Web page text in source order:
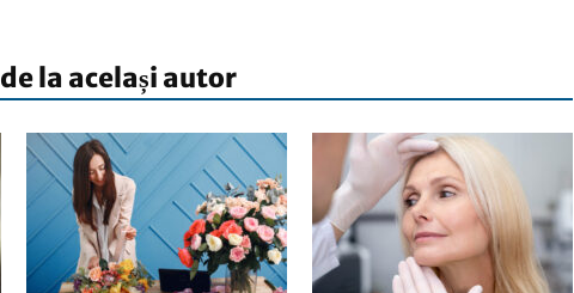
de la același autor